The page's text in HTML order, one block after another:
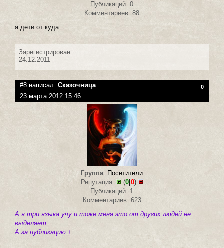
Публикаций: 0
Комментариев: 88
а дети от куда
Зарегистрирован:
24.12.2011
#8 написал: Сказочница 0
23 марта 2012 15:46
Группа: Посетители
Репутация:
(0| 0)
Публикаций: 1
Комментариев: 623
А я три языка учу и тоже меня это от других людей не
выделяет
А за публикацию +